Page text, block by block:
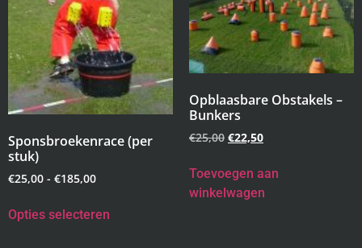
Sponsbroekenrace (per
stuk)
€25,00 - €185,00
Opties selecteren
Opblaasbare Obstakels –
Bunkers
€25,00 €22,50
Toevoegen aan
winkelwagen